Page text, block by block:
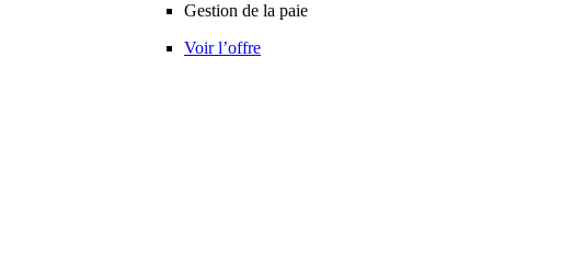
Gestion de la paie
Voir l’offre